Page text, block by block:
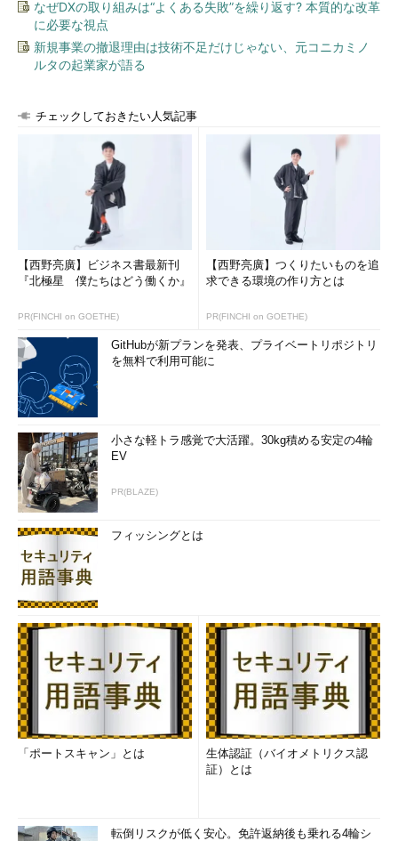
なぜDXの取り組みは“よくある失敗”を繰り返す? 本質的な改革
に必要な視点
新規事業の撤退理由は技術不足だけじゃない、元コニカミノ
ルタの起業家が語る
チェックしておきたい人気記事
【西野亮廣】ビジネス書最新刊
『北極星 僕たちはどう働くか』
PR(FINCHI on GOETHE)
【西野亮廣】つくりたいものを追
求できる環境の作り方とは
PR(FINCHI on GOETHE)
GitHubが新プランを発表、プライベートリポジトリ
を無料で利用可能に
小さな軽トラ感覚で大活躍。30kg積める安定の4輪
EV
PR(BLAZE)
フィッシングとは
「ポートスキャン」とは
生体認証（バイオメトリクス認
証）とは
転倒リスクが低く安心。免許返納後も乗れる4輪シ